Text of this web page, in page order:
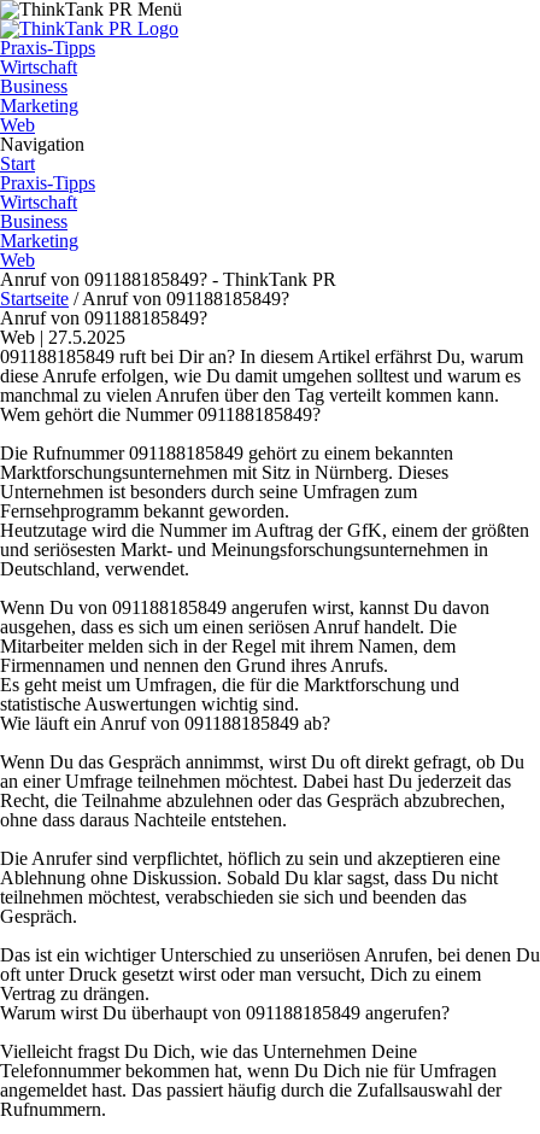
Praxis-Tipps
Wirtschaft
Business
Marketing
Web
Navigation
Start
Praxis-Tipps
Wirtschaft
Business
Marketing
Web
Anruf von 091188185849? - ThinkTank PR
Startseite / Anruf von 091188185849?
Anruf von 091188185849?
Web | 27.5.2025
091188185849 ruft bei Dir an? In diesem Artikel erfährst Du, warum
diese Anrufe erfolgen, wie Du damit umgehen solltest und warum es
manchmal zu vielen Anrufen über den Tag verteilt kommen kann.
Wem gehört die Nummer 091188185849?
Die Rufnummer 091188185849 gehört zu einem bekannten
Marktforschungsunternehmen mit Sitz in Nürnberg. Dieses
Unternehmen ist besonders durch seine Umfragen zum
Fernsehprogramm bekannt geworden.
Heutzutage wird die Nummer im Auftrag der GfK, einem der größten
und seriösesten Markt- und Meinungsforschungsunternehmen in
Deutschland, verwendet.
Wenn Du von 091188185849 angerufen wirst, kannst Du davon
ausgehen, dass es sich um einen seriösen Anruf handelt. Die
Mitarbeiter melden sich in der Regel mit ihrem Namen, dem
Firmennamen und nennen den Grund ihres Anrufs.
Es geht meist um Umfragen, die für die Marktforschung und
statistische Auswertungen wichtig sind.
Wie läuft ein Anruf von 091188185849 ab?
Wenn Du das Gespräch annimmst, wirst Du oft direkt gefragt, ob Du
an einer Umfrage teilnehmen möchtest. Dabei hast Du jederzeit das
Recht, die Teilnahme abzulehnen oder das Gespräch abzubrechen,
ohne dass daraus Nachteile entstehen.
Die Anrufer sind verpflichtet, höflich zu sein und akzeptieren eine
Ablehnung ohne Diskussion. Sobald Du klar sagst, dass Du nicht
teilnehmen möchtest, verabschieden sie sich und beenden das
Gespräch.
Das ist ein wichtiger Unterschied zu unseriösen Anrufen, bei denen Du
oft unter Druck gesetzt wirst oder man versucht, Dich zu einem
Vertrag zu drängen.
Warum wirst Du überhaupt von 091188185849 angerufen?
Vielleicht fragst Du Dich, wie das Unternehmen Deine
Telefonnummer bekommen hat, wenn Du Dich nie für Umfragen
angemeldet hast. Das passiert häufig durch die Zufallsauswahl der
Rufnummern.